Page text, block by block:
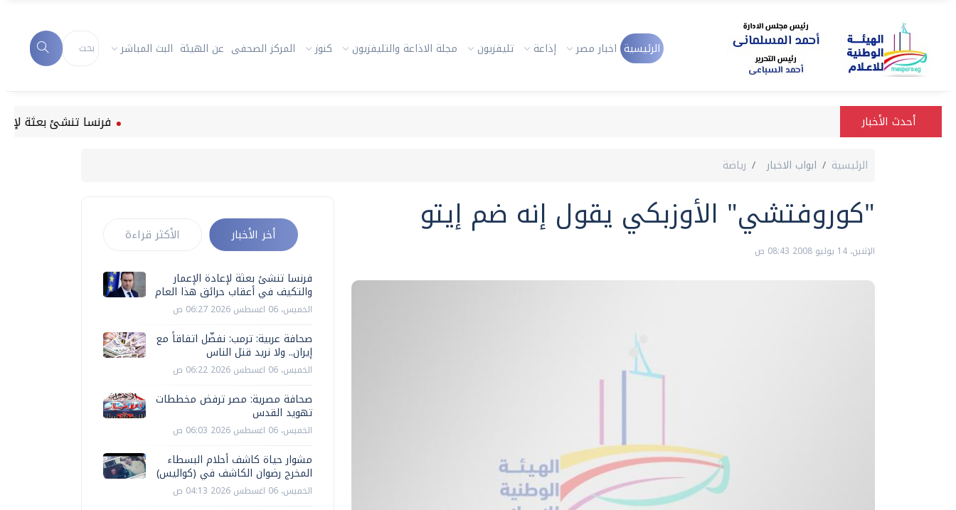
الرئيسية اخبار مصر إذاعة تليفزيون مجلة الاذاعة والتليفزيون كنوز المركز الصحفى عن الهيئة البث المباشر
أحدث الأخبار فرنسا تنشئ بعثة لإعادة
الرئيسية ابواب الاخبار رياضة
"كوروفتشي" الأوزبكي يقول إنه ضم إيتو
الإثنين، 14 يوليو 2008 08:43 ص
أخر الأخبار الأكثر قراءة
فرنسا تنشئ بعثة لإعادة الإعمار
والتكيف في أعقاب حرائق هذا العام
الخميس، 06 اغسطس 2026 06:27 ص
صحافة عربية: ترمب: نفضّل اتفاقاً مع
إيران.. ولا نريد قتل الناس
الخميس، 06 اغسطس 2026 06:22 ص
صحافة مصرية: مصر ترفض مخططات
تهويد القدس
الخميس، 06 اغسطس 2026 06:03 ص
مشوار حياة كاشف أحلام البسطاء
المخرج رضوان الكاشف في (كواليس)
الخميس، 06 اغسطس 2026 04:13 ص